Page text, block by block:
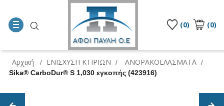
(0) (0)
Αρχική / ΕΝΙΣΧΥΣΗ ΚΤΙΡΙΩΝ / ΑΝΘΡΑΚΟΕΛΑΣΜΑΤΑ /
Sika® CarboDur® S 1,030 εγκοπής (423916)